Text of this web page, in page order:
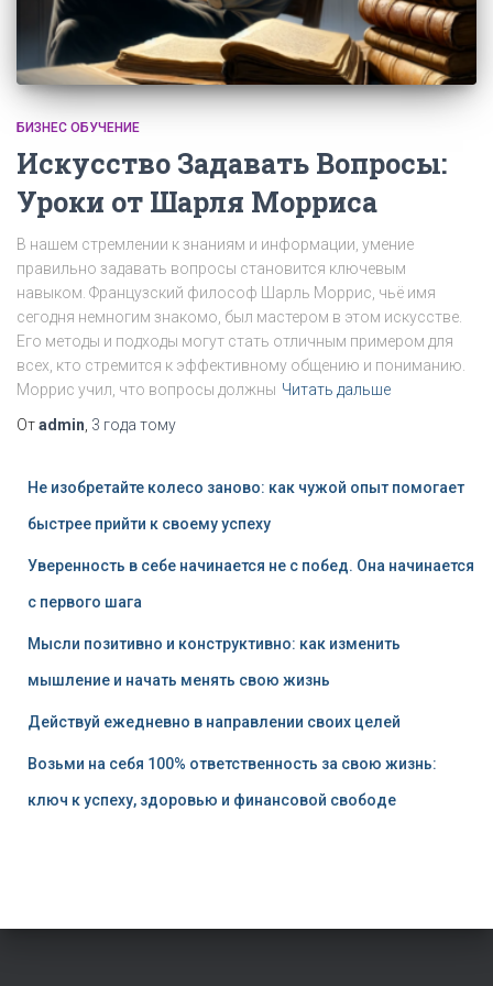
БИЗНЕС ОБУЧЕНИЕ
Искусство Задавать Вопросы:
Уроки от Шарля Морриса
В нашем стремлении к знаниям и информации, умение
правильно задавать вопросы становится ключевым
навыком. Французский философ Шарль Моррис, чьё имя
сегодня немногим знакомо, был мастером в этом искусстве.
Его методы и подходы могут стать отличным примером для
всех, кто стремится к эффективному общению и пониманию.
Моррис учил, что вопросы должны Читать дальше
Отadmin 3 года тому
Не изобретайте колесо заново: как чужой опыт помогает
быстрее прийти к своему успеху
Уверенность в себе начинается не с побед. Она начинается
с первого шага
Мысли позитивно и конструктивно: как изменить
мышление и начать менять свою жизнь
Действуй ежедневно в направлении своих целей
Возьми на себя 100% ответственность за свою жизнь:
ключ к успеху, здоровью и финансовой свободе